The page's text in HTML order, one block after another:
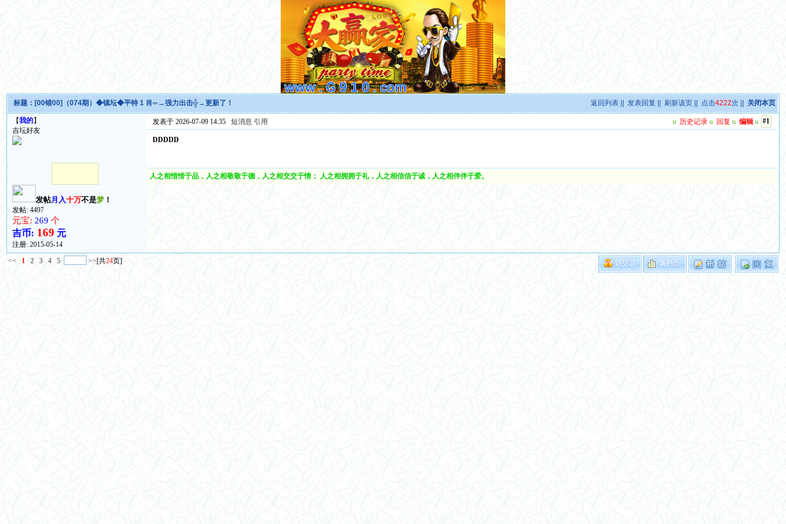
返回列表 ||发表回复 ||刷新该页 || 点击4222次 || 关闭本页
标题： [00错00]（074期）◆镇坛◆平特 1 肖═→强力出击╬→更新了！
【我的】
吉坛好友
发帖月入十万不是梦 ！
发帖: 4497
元宝: 269个
吉币: 169 元
注册:2015-05-14
#1
u 历史记录 u 回复 u 编辑 u
发表于 2026-07-09 14:35短消息 引用
DDDDD
人之相惜惜于品，人之相敬敬于德，人之相交交于情； 人之相拥拥于礼，人之相信信于诚，人之相伴伴于爱。
<< 1 2 3 4 5 >>[共24页]